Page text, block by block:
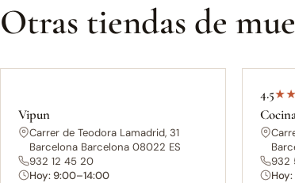
Otras tiendas de
Vipun
Carrer de Teodora Lamadrid, 31
Barcelona Barcelona 08022 ES
932 12 45 20
Hoy: 9:00–14:00
4.5★★
932